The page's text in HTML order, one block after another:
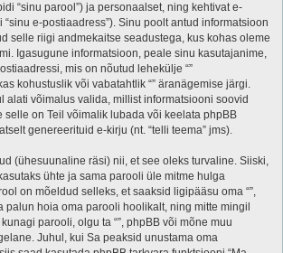
“sinu parool”) ja personaalset, ning kehtivat e-
e-postiaadress”). Sinu poolt antud informatsioon
selle riigi andmekaitse seadustega, kus kohas oleme
Igasugune informatsioon, peale sinu kasutajanime,
mis on nõutud lehekülje “”
kohustuslik või vabatahtlik “” äranägemise järgi.
alati võimalus valida, millist informatsiooni soovid
selle on Teil võimalik lubada või keelata phpBB
genereerituid e-kirju (nt. “telli teema” jms).
(ühesuunaline räsi) nii, et see oleks turvaline. Siiski,
ühte ja sama parooli üle mitme hulga
on mõeldud selleks, et saaksid ligipääsu oma “”,
palun hoia oma parooli hoolikalt, ning mitte mingil
parooli, olgu ta “”, phpBB või mõne muu
Juhul, kui Sa peaksid unustama oma